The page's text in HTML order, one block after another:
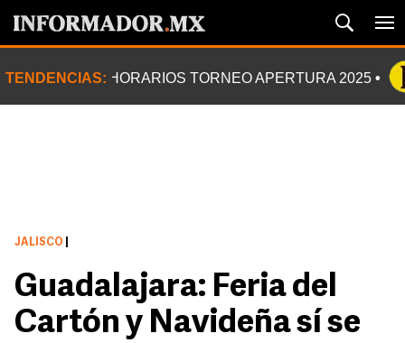
TENDENCIAS: HORARIOS TORNEO APERTURA 2025
JALISCO
Guadalajara: Feria del
Cartón y Navideña sí se